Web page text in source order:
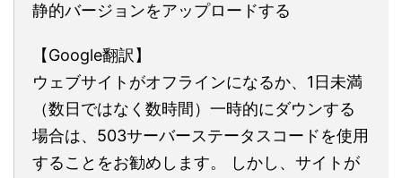
静的バージョンをアップロードする
【Google翻訳】
ウェブサイトがオフラインになるか、1日未満
（数日ではなく数時間）一時的にダウンする
場合は、503サーバーステータスコードを使用
することをお勧めします。 しかし、サイトが